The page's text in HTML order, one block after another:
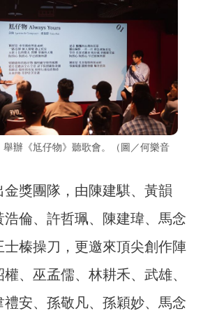
舉辦《尪仔物》聽歌會。（圖／何樂音
金獎團隊，由陳建騏、黃韻
浩倫、許哲珮、陳建瑋、馬念
士榛操刀，更邀來頂尖創作陣
、巫孟儒、林耕禾、武雄、
禮安、孫敬凡、孫穎妙、馬念